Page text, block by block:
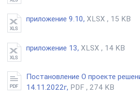
приложение 9.10, XLSX , 15 KB
приложение 13, XLSX , 14 KB
Постановление О проекте
14.11.2022г, PDF , 274 KB